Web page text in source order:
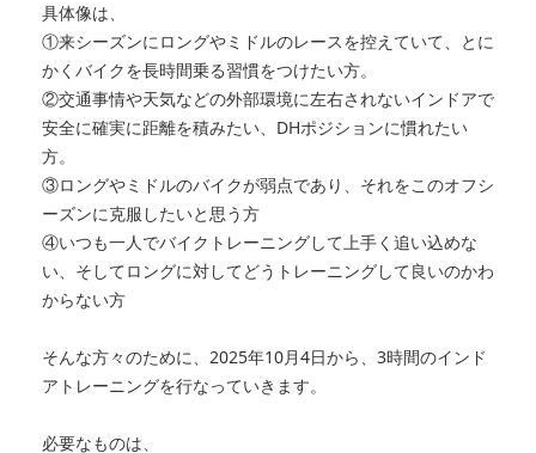
具体像は、
①来シーズンにロングやミドルのレースを控えていて、とに
かくバイクを長時間乗る習慣をつけたい方。
②交通事情や天気などの外部環境に左右されないインドアで
安全に確実に距離を積みたい、DHポジションに慣れたい
方。
③ロングやミドルのバイクが弱点であり、それをこのオフシ
ーズンに克服したいと思う方
④いつも一人でバイクトレーニングして上手く追い込めな
い、そしてロングに対してどうトレーニングして良いのかわ
からない方
そんな方々のために、2025年10月4日から、3時間のインド
アトレーニングを行なっていきます。
必要なものは、